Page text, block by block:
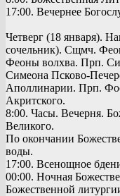
17:00. Вечернее
Четверг (18 января).
сочельник). Сщмч.
Феоны волхва. Прп.
Симеона Псково-
Аполлинарии. Прп.
Акритского.
8:00. Часы. Вечерня.
Великого.
По окончании
воды.
17:00. Всенощное
00:00. Ночная
Божественной